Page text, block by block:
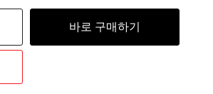
바로 구매하기